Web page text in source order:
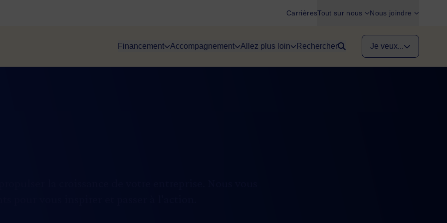
CarrièresTout sur nous Nous joindre
Financement Accompagnement Allez plus loin Rechercher Je veux...